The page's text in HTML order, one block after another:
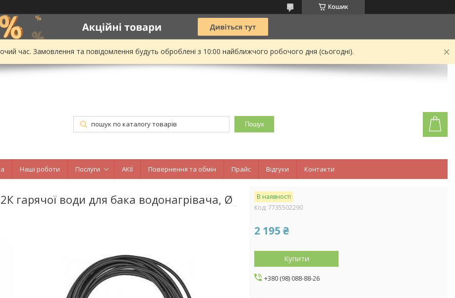
Кошик
час. Замовлення та повідомлення будуть оброблені з 10:00 найближчого робочого дня (сьогодні).
Пошук
Наші роботи Послуги АКІЇ Повернення та обмін Прайс Відгуки Контакти
гарячої води для бака водонагрівача, Ø
В наявності
Код: 7735502290
2 195 ₴
Купити
+380 (98) 088-88-26